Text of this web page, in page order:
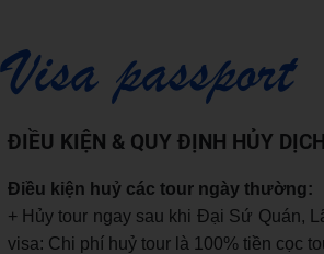
Visa passport
ĐIỀU KIỆN & QUY ĐỊNH HỦY
Điều kiện huỷ các tour ngày thường:
+ Hủy tour ngay sau khi Đại Sứ Quán,
visa: Chi phí huỷ tour là 100% tiền cọc